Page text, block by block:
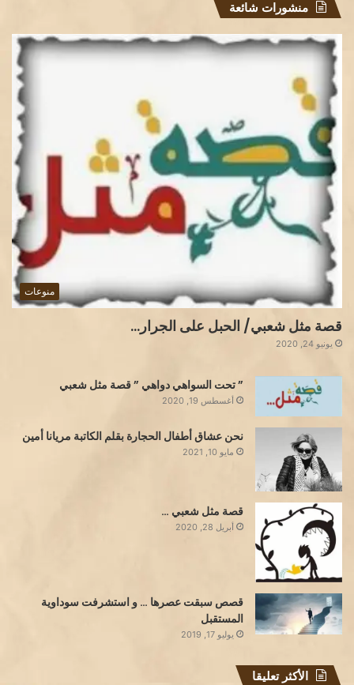
منشورات شائعة
منوعات
قصة مثل شعبي/ الحبل على الجرار…
يونيو 24, 2020
” تحت السواهي دواهي ” قصة مثل شعبي
أغسطس 19, 2020
نحن عشاق أطفال الحجارة بقلم الكاتبة مريانا أمين
مايو 10, 2021
قصة مثل شعبي …
أبريل 28, 2020
قصص سبقت عصرها … و استشرفت سوداوية
المستقبل
يوليو 17, 2019
الأكثر تعليقا